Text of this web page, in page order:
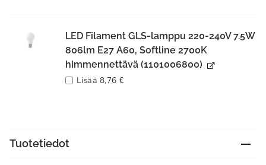
LED Filament GLS-lamppu 220-240V 7.5W
806lm E27 A60, Softline 2700K
himmennettävä (1101006800)
Lisää 8,76 €
Tuotetiedot